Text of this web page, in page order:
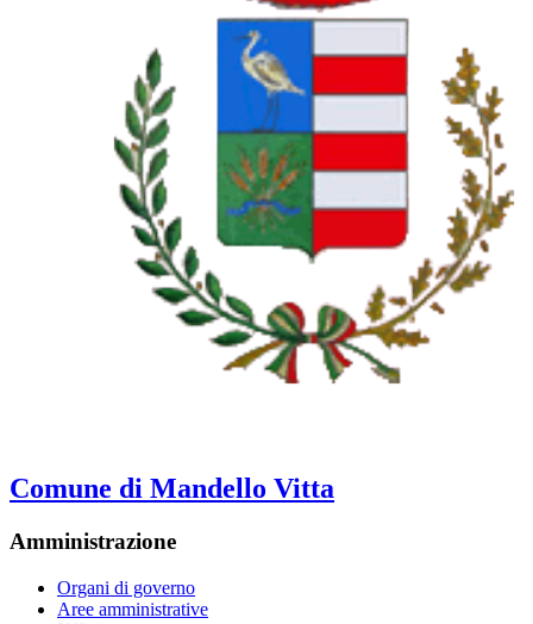
Comune di Mandello Vitta
Amministrazione
Organi di governo
Aree amministrative